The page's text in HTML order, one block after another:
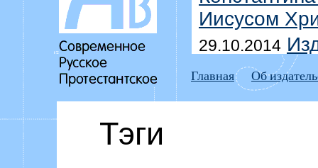
Иисусом
29.10.2014
Уоммака
побеждать
Главная Об
Тэги